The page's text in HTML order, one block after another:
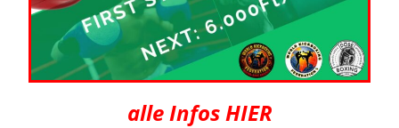
alle Infos HIER